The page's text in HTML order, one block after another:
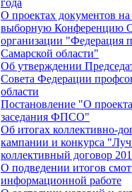
О проектах документов
выборную Конференцию
организации "Федерация
Самарской области"
Об утверждении
Совета Федерации
области
Постановление "О
заседания ФПСО"
Об итогах коллективно-
кампании и конкурса
коллективный договор
О подведении итогов
информационной работе